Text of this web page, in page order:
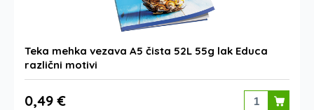
Teka mehka vezava A5 čista 52L 55g lak Educa
različni motivi
0,49 €